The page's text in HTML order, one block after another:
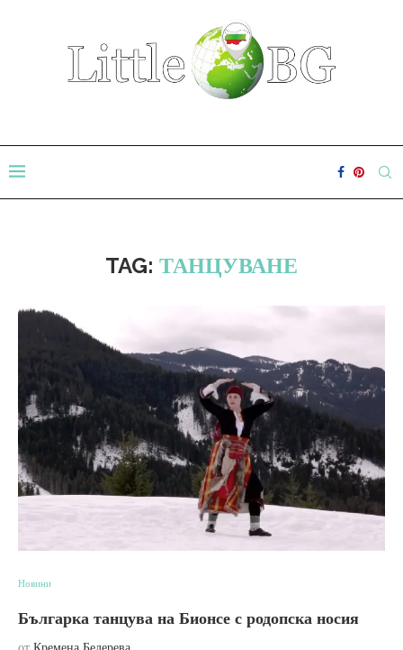
TAG: ТАНЦУВАНЕ
Новини
Българка танцува на Бионсе с родопска носия